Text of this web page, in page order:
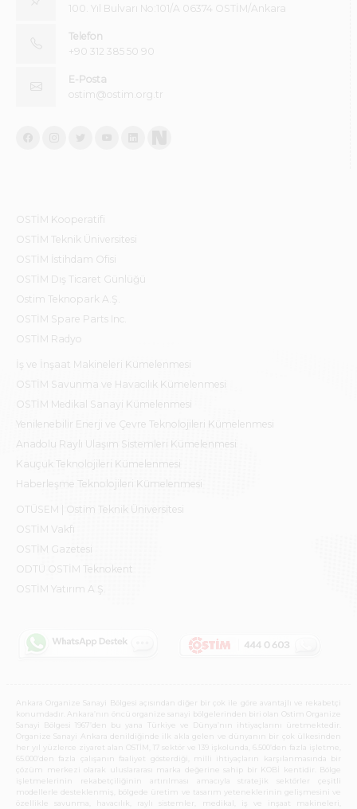
100. Yıl Bulvarı No:101/A 06374 OSTİM/Ankara
Telefon
+90 312 385 50 90
E-Posta
ostim@ostim.org.tr
OSTİM Kooperatifi
OSTİM Teknik Üniversitesi
OSTİM İstihdam Ofisi
OSTİM Dış Ticaret Günlüğü
Ostim Teknopark A.Ş.
OSTİM Spare Parts Inc.
OSTİM Radyo
İş ve İnşaat Makineleri Kümelenmesi
OSTİM Savunma ve Havacılık Kümelenmesi
OSTİM Medikal Sanayi Kümelenmesi
Yenilenebilir Enerji ve Çevre Teknolojileri Kümelenmesi
Anadolu Raylı Ulaşım Sistemleri Kümelenmesi
Kauçuk Teknolojileri Kümelenmesi
Haberleşme Teknolojileri Kümelenmesi
OTÜSEM | Ostim Teknik Üniversitesi
OSTİM Vakfı
OSTİM Gazetesi
ODTÜ OSTİM Teknokent
OSTİM Yatırım A.Ş.
Ankara Organize Sanayi Bölgesi açısından diğer bir çok ile göre avantajlı ve rekabetçi
konumdadır. Ankara’nın öncü organize sanayi bölgelerinden biri olan Ostim Organize
Sanayi Bölgesi 1967’den bu yana Türkiye ve Dünya’nın ihtiyaçlarını üretmektedir.
Organize Sanayi Ankara denildiğinde ilk akla gelen ve dünyanın bir çok ülkesinden
her yıl yüzlerce ziyaret alan OSTİM, 17 sektör ve 139 işkolunda, 6.500’den fazla işletme,
65.000’den fazla çalışanın faaliyet gösterdiği, milli ihtiyaçların karşılanmasında bir
çözüm merkezi olarak uluslararası marka değerine sahip bir KOBİ kentidir. Bölge
işletmelerinin rekabetçiliğinin artırılması amacıyla stratejik sektörler çeşitli
modellerle desteklenmiş, bölgede üretim ve tasarım yeteneklerinin gelişmesini ve
özellikle savunma, havacılık, raylı sistemler, medikal, iş ve inşaat makineleri,